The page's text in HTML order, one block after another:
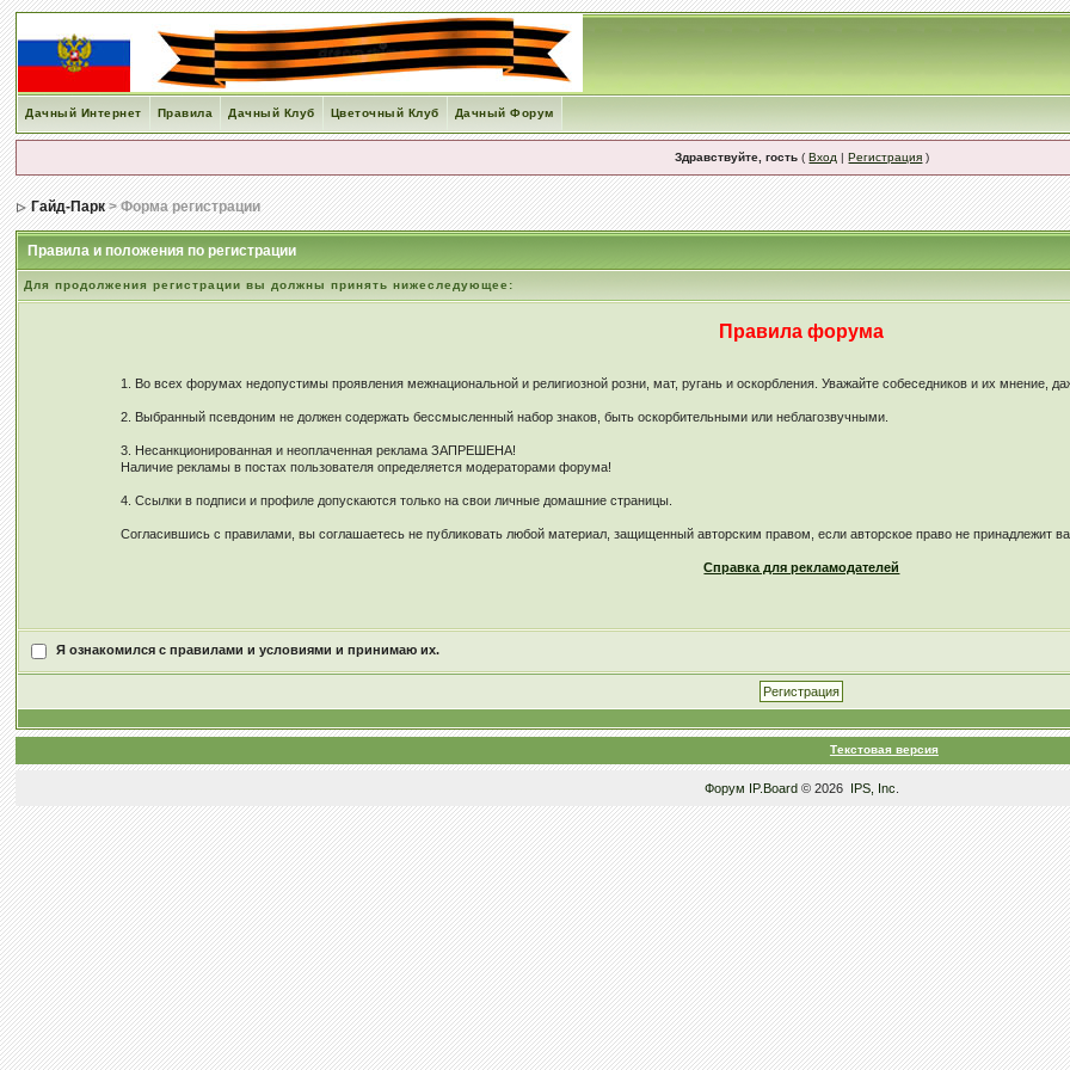
Дачный Интернет Правила Дачный Клуб Цветочный Клуб Дачный Форум
Здравствуйте, гость (Вход |Регистрация )
Гайд-Парк> Форма регистрации
Правила и положения по регистрации
Для продолжения регистрации вы должны принять нижеследующее:
Правила форума
1. Во всех форумах недопустимы проявления межнациональной и религиозной розни, мат, ругань и оскорбления. Уважайте собеседников и их мнение,
2. Выбранный псевдоним не должен содержать бессмысленный набор знаков, быть оскорбительными или неблагозвучными.
3. Несанкционированная и неоплаченная реклама ЗАПРЕШЕНА!
Наличие рекламы в постах пользователя определяется модераторами форума!
4. Ссылки в подписи и профиле допускаются только на свои личные домашние страницы.
Согласившись с правилами, вы соглашаетесь не публиковать любой материал, защищенный авторским правом, если авторское право не принадлежит
Справка для рекламодателей
Я ознакомился с правилами и условиями и принимаю их.
Текстовая версия
Форум IP.Board © 2026 IPS, Inc